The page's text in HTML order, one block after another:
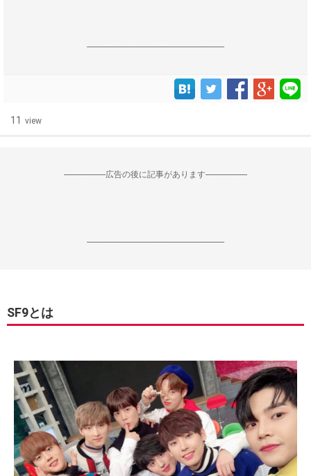
------------------------------------------------------------------
11 view
--------------------広告の後に記事があります--------------------
------------------------------------------------------------------
SF9とは